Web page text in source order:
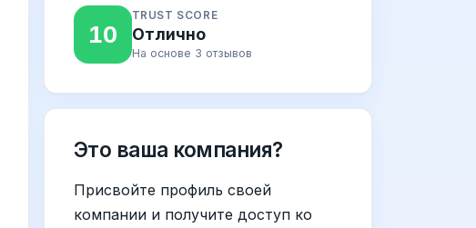
10
TRUST SCORE
Отлично
На основе 3 отзывов
Это ваша компания?
Присвойте профиль своей
компании и получите доступ ко